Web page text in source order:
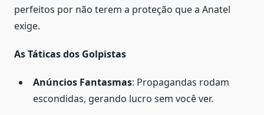
perfeitos por não terem a proteção que a Anatel
exige.
As Táticas dos Golpistas
Anúncios Fantasmas: Propagandas rodam
escondidas, gerando lucro sem você ver.